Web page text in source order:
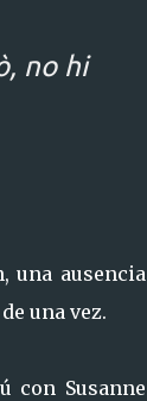
no hi
una ausencia
una vez.
con Susanne